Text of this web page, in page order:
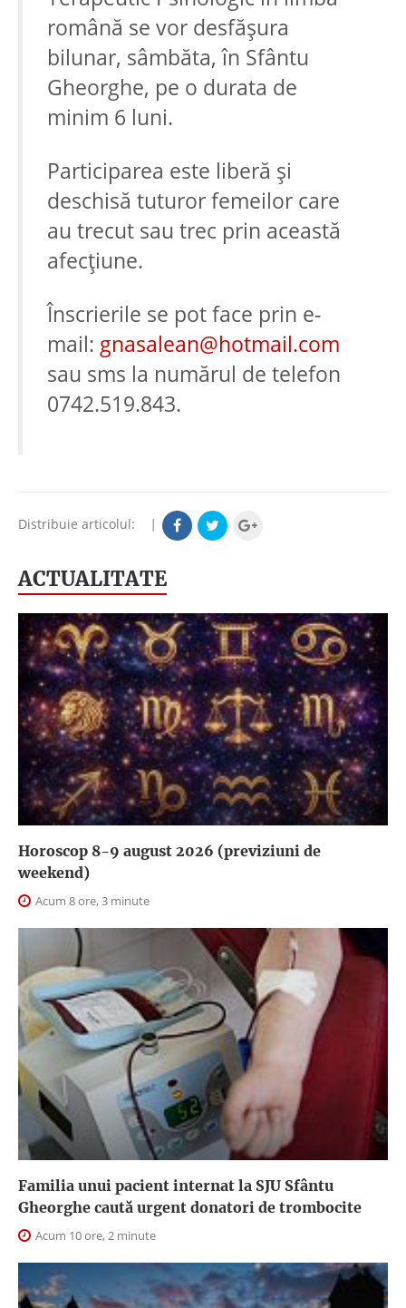
română se vor desfășura
bilunar, sâmbăta, în Sfântu
Gheorghe, pe o durata de
minim 6 luni.
Participarea este liberă și
deschisă tuturor femeilor care
au trecut sau trec prin această
afecțiune.
Înscrierile se pot face prin e-
mail: gnasalean@hotmail.com
sau sms la numărul de telefon
0742.519.843.
Distribuie articolul: |
ACTUALITATE
Horoscop 8-9 august 2026 (previziuni de
weekend)
Acum 8 ore, 3 minute
Familia unui pacient internat la SJU Sfântu
Gheorghe caută urgent donatori de trombocite
Acum 10 ore, 2 minute